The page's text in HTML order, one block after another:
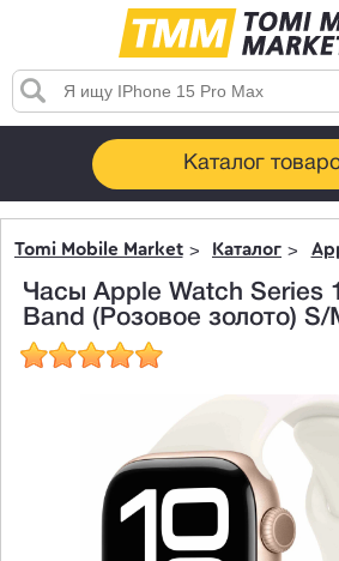
Каталог
Tomi Mobile Market Каталог
Часы Apple Watch Series
Band (Розовое золото) S/